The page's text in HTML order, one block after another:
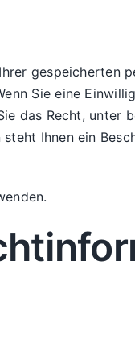
gespeicherten
Sie eine
das Recht, unter
Ihnen ein